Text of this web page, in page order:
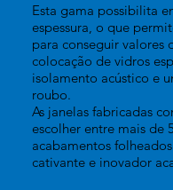
Esta gama possibilita
espessura, o que
para conseguir valores
colocação de vidros
isolamento acústico e
roubo.
As janelas fabricadas
escolher entre mais de
acabamentos
cativante e inovador